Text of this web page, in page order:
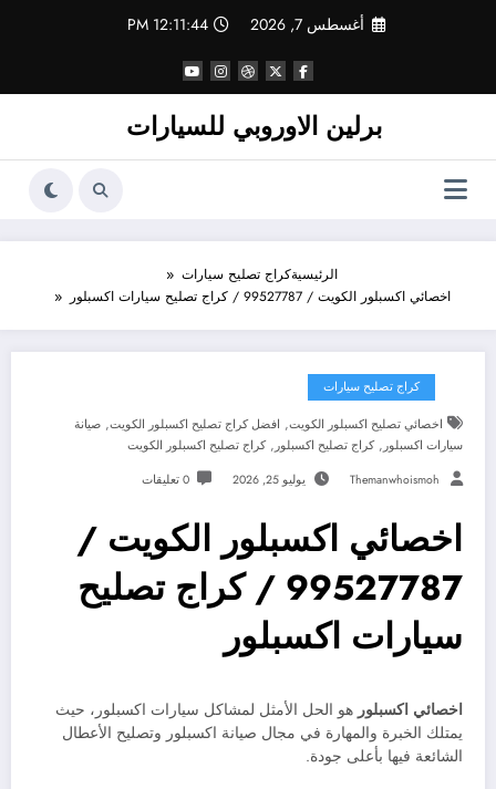
أغسطس 7, 2026 12:11:45 PM
برلين الاوروبي للسيارات
الرئيسيةكراج تصليح سيارات
اخصائي اكسبلور الكويت / 99527787 / كراج تصليح سيارات اكسبلور
كراج تصليح سيارات
اخصائي تصليح اكسبلور الكويت, افضل كراج تصليح اكسبلور الكويت, صيانة
سيارات اكسبلور ,كراج تصليح اكسبلور ,كراج تصليح اكسبلور الكويت
Themanwhoismoh يوليو 25, 2026 0 تعليقات
اخصائي اكسبلور الكويت /
99527787 / كراج تصليح
سيارات اكسبلور
اخصائي اكسبلور هو الحل الأمثل لمشاكل سيارات اكسبلور، حيث
يمتلك الخبرة والمهارة في مجال صيانة اكسبلور وتصليح الأعطال
الشائعة فيها بأعلى جودة.